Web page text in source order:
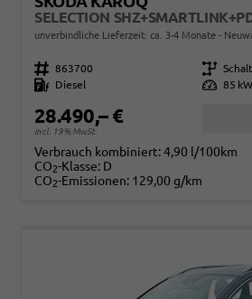
SELECTION
unverbindliche Lieferzeit: ca. 3-4 Monate
Fahrzeugnr. 863700 Getriebe
Kraftstoff
Diesel Leistung 85
28.490,– €
incl. 19% MwSt.
Verbrauch kombiniert:4,90 l/100km
CO2-Klasse: D
CO2-Emissionen: 129,00 g/km